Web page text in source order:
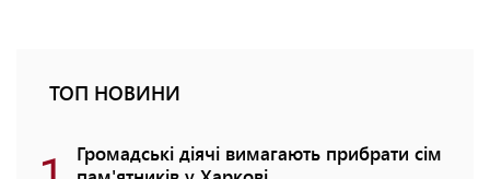
ТОП НОВИНИ
Громадські діячі вимагають прибрати сім